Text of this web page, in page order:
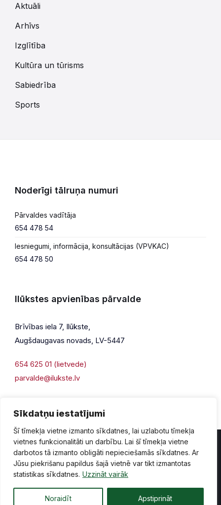
Sīkdatņu iestatījumi
Šī tīmekļa vietne izmanto sīkdatnes, lai uzlabotu tīmekļa
vietnes funkcionalitāti un darbību. Lai šī tīmekļa vietne
darbotos tā izmanto obligāti nepieciešamās sīkdatnes. Ar
Jūsu piekrišanu papildus šajā vietnē var tikt izmantotas
statistikas sīkdatnes. Uzzināt vairāk
Noraidīt Apstiprināt
Aktuāli
Arhīvs
Izglītība
Kultūra un tūrisms
Sabiedrība
Sports
Noderīgi tālruņa numuri
Pārvaldes vadītāja
654 478 54
Iesniegumi, informācija, konsultācijas (VPVKAC)
654 478 50
Ilūkstes apvienības pārvalde
Brīvības iela 7, Ilūkste,
Augšdaugavas novads, LV-5447
654 625 01 (lietvede)
parvalde@ilukste.lv
Privātuma politika Piekļūstamība
Lapas karte
© 2026 Ilūkste, publicētā satura visas tiesības aizsargātas.